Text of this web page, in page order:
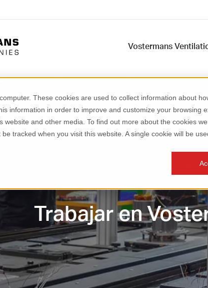
These cookies are used to collect information about
information in order to improve and customize your browsing
website and other media. To find out more about the cookies
be tracked when you visit this website. A single cookie will be
Trabajar en
Vostermans